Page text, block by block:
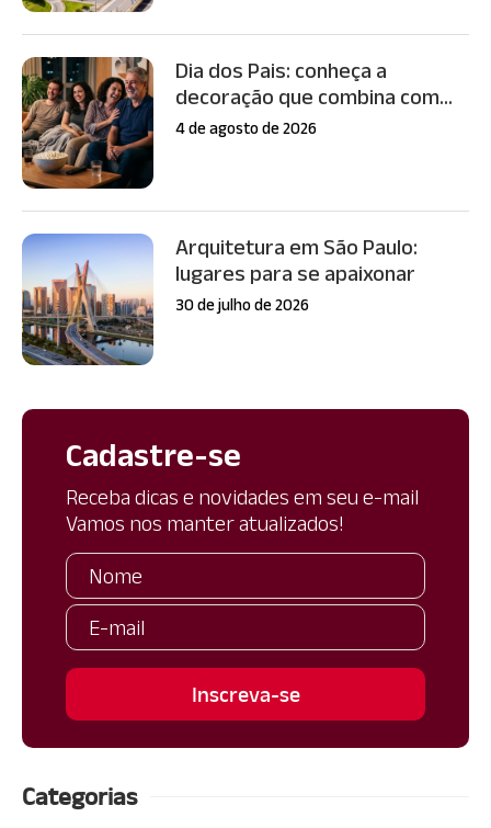
Dia dos Pais: conheça a
decoração que combina com...
4 de agosto de 2026
Arquitetura em São Paulo:
lugares para se apaixonar
30 de julho de 2026
Cadastre-se
Receba dicas e novidades em seu e-mail
Vamos nos manter atualizados!
Categorias